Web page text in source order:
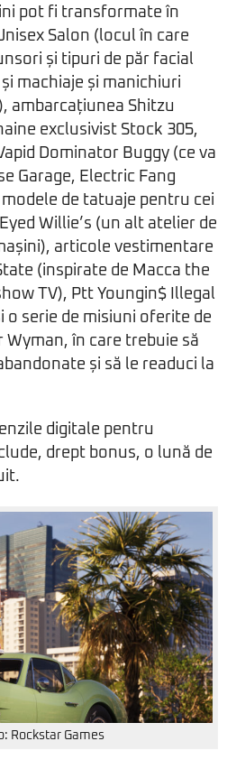
pot fi transformate în
Salon (locul în care
și tipuri de păr facial
machiaje și manichiuri
ambarcațiunea Shitzu
exclusivist Stock 305,
Dominator Buggy (ce va
Garage, Electric Fang
modele de tatuaje pentru cei
Willie’s (un alt atelier de
articole vestimentare
(inspirate de Macca the
TV), Ptt Youngin$ Illegal
o serie de misiuni oferite de
în care trebuie să
și să le readuci la
digitale pentru
drept bonus, o lună de
Rockstar Games